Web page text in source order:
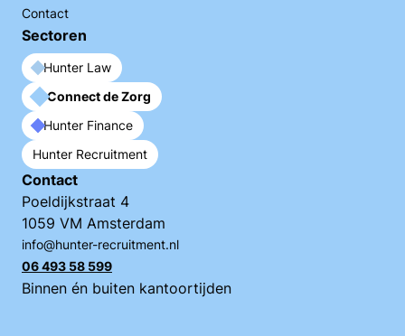
Contact
Sectoren
Hunter Law
Connect de Zorg
Hunter Finance
Hunter Recruitment
Contact
Poeldijkstraat 4
1059 VM Amsterdam
info@hunter-recruitment.nl
06 493 58 599
Binnen én buiten kantoortijden